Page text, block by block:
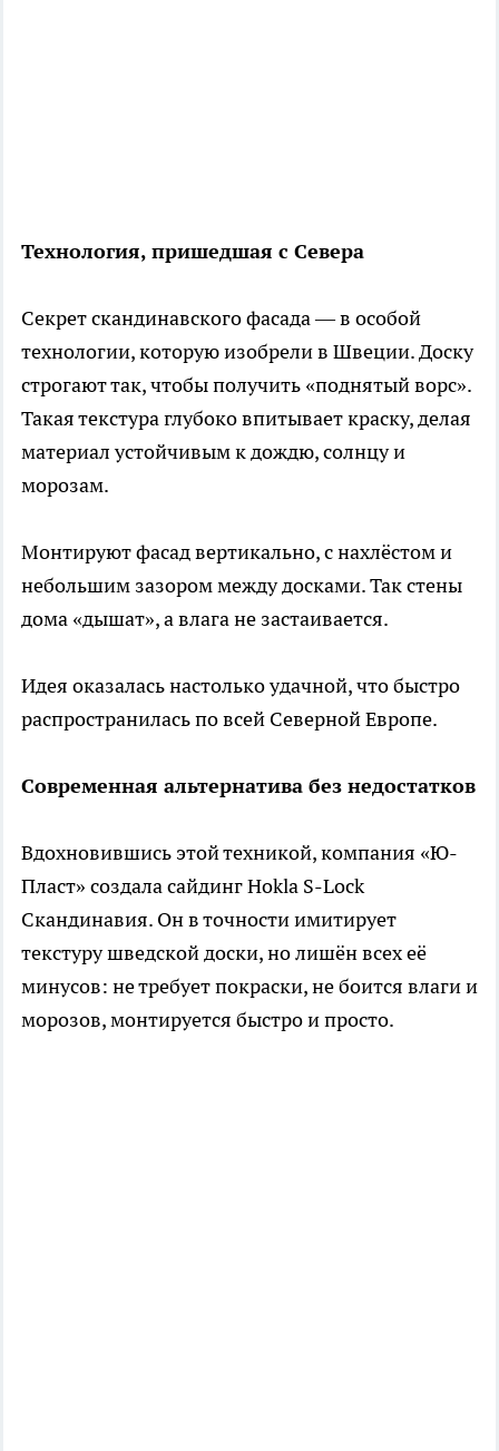
Технология, пришедшая с Севера
Секрет скандинавского фасада — в особой
технологии, которую изобрели в Швеции. Доску
строгают так, чтобы получить «поднятый ворс».
Такая текстура глубоко впитывает краску, делая
материал устойчивым к дождю, солнцу и
морозам.
Монтируют фасад вертикально, с нахлёстом и
небольшим зазором между досками. Так стены
дома «дышат», а влага не застаивается.
Идея оказалась настолько удачной, что быстро
распространилась по всей Северной Европе.
Современная альтернатива без недостатков
Вдохновившись этой техникой, компания «Ю-
Пласт» создала сайдинг Hokla S-Lock
Скандинавия. Он в точности имитирует
текстуру шведской доски, но лишён всех её
минусов: не требует покраски, не боится влаги и
морозов, монтируется быстро и просто.